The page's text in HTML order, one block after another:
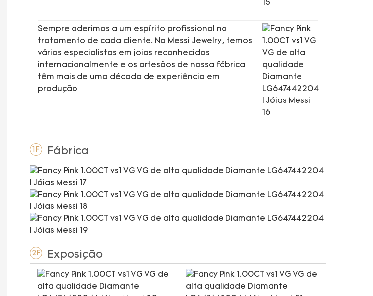
Sempre aderimos a um espírito profissional no
tratamento de cada cliente. Na Messi Jewelry, temos
vários especialistas em joias reconhecidos
internacionalmente e os artesãos de nossa fábrica
têm mais de uma década de experiência em
produção
1F Fábrica
2F Exposição